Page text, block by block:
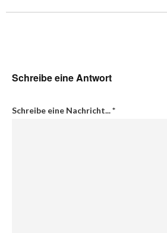
Schreibe eine Antwort
Schreibe eine Nachricht...*